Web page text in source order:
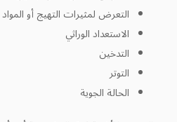
التعرض لمثيرات التهيج أو المواد
الاستعداد الوراثي
التدخين
التوتر
الحالة الجوية